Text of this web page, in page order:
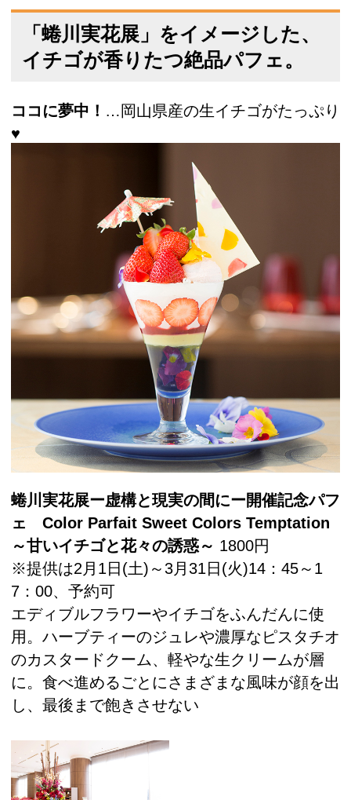
「蜷川実花展」をイメージした、
イチゴが香りたつ絶品パフェ。
ココに夢中！ …岡山県産の生イチゴがたっぷり
♥
蜷川実花展ー虚構と現実の間にー開催記念パフ
ェ Color Parfait Sweet Colors Temptation
～甘いイチゴと花々の誘惑～ 1800円
※提供は2月1日(土)～3月31日(火)14：45～1
7：00、予約可
エディブルフラワーやイチゴをふんだんに使
用。ハーブティーのジュレや濃厚なピスタチオ
のカスタードクーム、軽やな生クリームが層
に。食べ進めるごとにさまざまな風味が顔を出
し、最後まで飽きさせない